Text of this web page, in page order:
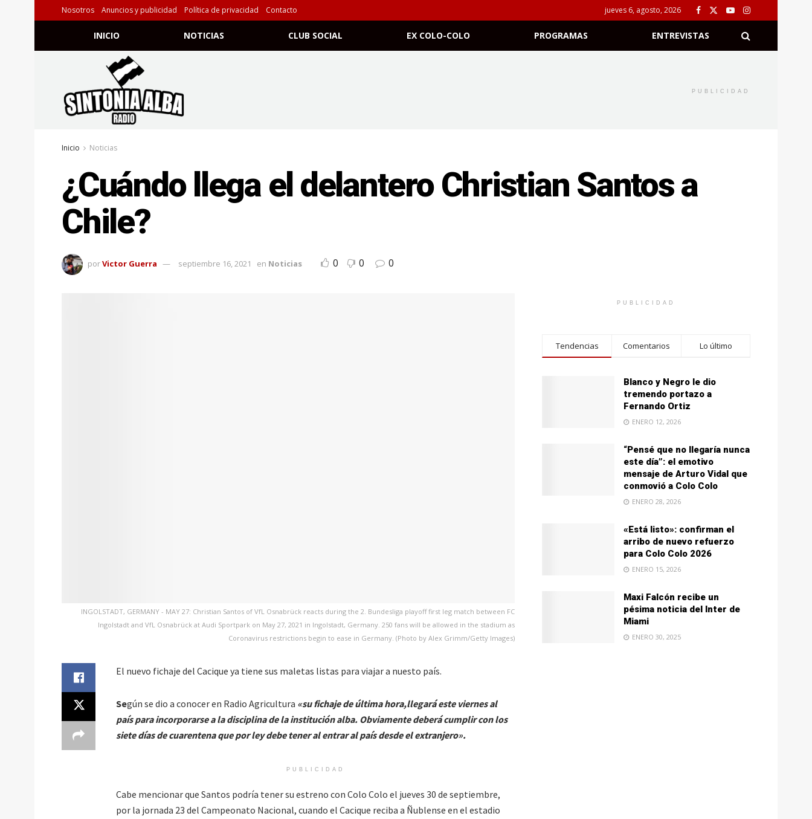
Nosotros Anuncios y publicidad Política de privacidad Contacto jueves 6, agosto, 2026
INICIO NOTICIAS CLUB SOCIAL EX COLO-COLO PROGRAMAS ENTREVISTAS
PUBLICIDAD
Inicio Noticias
¿Cuándo llega el delantero Christian Santos a
Chile?
porVictor Guerra septiembre 16, 2021 en Noticias 0 0 0
INGOLSTADT, GERMANY - MAY 27: Christian Santos of VfL Osnabrück reacts during the 2. Bundesliga playoff first leg match between FC
Ingolstadt and VfL Osnabrück at Audi Sportpark on May 27, 2021 in Ingolstadt, Germany. 250 fans will be allowed in the stadium as
Coronavirus restrictions begin to ease in Germany. (Photo by Alex Grimm/Getty Images)
El nuevo fichaje del Cacique ya tiene sus maletas listas para viajar a nuesto país.
Según se dio a conocer en Radio Agricultura «su fichaje de última hora,llegará este viernes al
país para incorporarse a la disciplina de la institución alba. Obviamente deberá cumplir con los
siete días de cuarentena que por ley debe tener al entrar al país desde el extranjero».
PUBLICIDAD
Cabe mencionar que Santos podría tener su estreno con Colo Colo el jueves 30 de septiembre,
por la jornada 23 del Campeonato Nacional, cuando el Cacique reciba a Ñublense en el estadio
PUBLICIDAD
Tendencias Comentarios Lo último
Blanco y Negro le dio
tremendo portazo a
Fernando Ortiz
ENERO 12, 2026
“Pensé que no llegaría nunca
este día”: el emotivo
mensaje de Arturo Vidal que
conmovió a Colo Colo
ENERO 28, 2026
«Está listo»: confirman el
arribo de nuevo refuerzo
para Colo Colo 2026
ENERO 15, 2026
Maxi Falcón recibe un
pésima noticia del Inter de
Miami
ENERO 30, 2025